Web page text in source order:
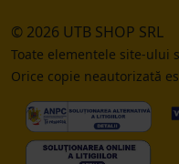
© 2026 UTB SHOP SRL
Toate elementele site-ului
Orice copie neautorizată